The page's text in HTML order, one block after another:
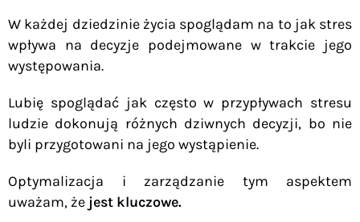
W każdej dziedzinie życia spoglądam na to jak stres
wpływa na decyzje podejmowane w trakcie jego
występowania.
Lubię spoglądać jak często w przypływach stresu
ludzie dokonują różnych dziwnych decyzji, bo nie
byli przygotowani na jego wystąpienie.
Optymalizacja i zarządzanie tym aspektem
uważam, że jest kluczowe.